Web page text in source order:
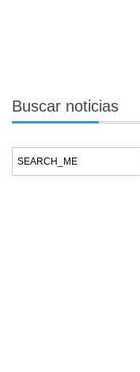
Buscar noticias